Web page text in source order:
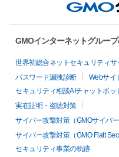
GMOインターネットグルー
世界初総合ネットセキュリティサ
パスワード漏洩診断
Webサイ
セキュリティ相談AIチャットボッ
実在証明・盗聴対策
サイバー攻撃対策（GMOサイバ
サイバー攻撃対策（GMO Flatt
セキュリティ事業の軌跡